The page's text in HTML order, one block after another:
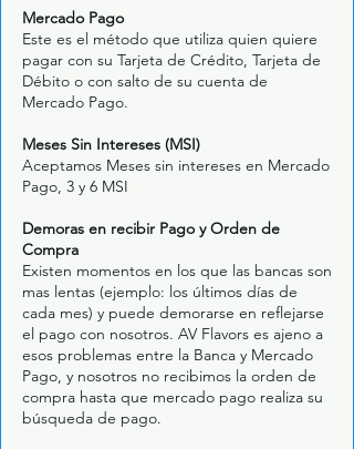
Mercado Pago
Este es el método que utiliza quien quiere
pagar con su Tarjeta de Crédito, Tarjeta de
Débito o con salto de su cuenta de
Mercado Pago.
Meses Sin Intereses (MSI)
Aceptamos Meses sin intereses en Mercado
Pago, 3 y 6 MSI
Demoras en recibir Pago y Orden de
Compra
Existen momentos en los que las bancas son
mas lentas (ejemplo: los últimos días de
cada mes) y puede demorarse en reflejarse
el pago con nosotros. AV Flavors es ajeno a
esos problemas entre la Banca y Mercado
Pago, y nosotros no recibimos la orden de
compra hasta que mercado pago realiza su
búsqueda de pago.